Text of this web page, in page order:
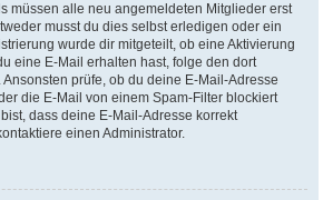
müssen alle neu angemeldeten Mitglieder erst
musst du dies selbst erledigen oder ein
wurde dir mitgeteilt, ob eine Aktivierung
eine E-Mail erhalten hast, folge den dort
prüfe, ob du deine E-Mail-Adresse
die E-Mail von einem Spam-Filter blockiert
dass deine E-Mail-Adresse korrekt
einen Administrator.